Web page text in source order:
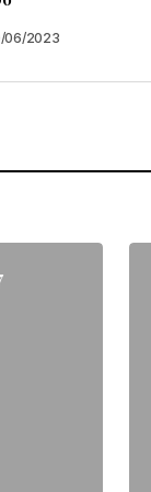
06/2023